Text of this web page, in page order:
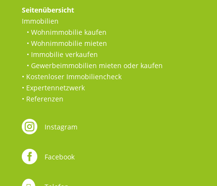
Seitenübersicht
Immobilien
• Wohnimmobilie kaufen
• Wohnimmobilie mieten
• Immobilie verkaufen
• Gewerbeimmobilien mieten oder kaufen
• Kostenloser Immobiliencheck
• Expertennetzwerk
• Referenzen
 Instagram
 Facebook